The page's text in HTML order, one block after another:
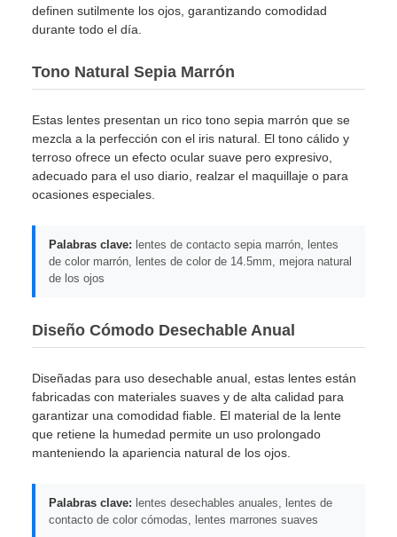
definen sutilmente los ojos, garantizando comodidad
durante todo el día.
Tono Natural Sepia Marrón
Estas lentes presentan un rico tono sepia marrón que se
mezcla a la perfección con el iris natural. El tono cálido y
terroso ofrece un efecto ocular suave pero expresivo,
adecuado para el uso diario, realzar el maquillaje o para
ocasiones especiales.
Palabras clave: lentes de contacto sepia marrón, lentes
de color marrón, lentes de color de 14.5mm, mejora natural
de los ojos
Diseño Cómodo Desechable Anual
Diseñadas para uso desechable anual, estas lentes están
fabricadas con materiales suaves y de alta calidad para
garantizar una comodidad fiable. El material de la lente
que retiene la humedad permite un uso prolongado
manteniendo la apariencia natural de los ojos.
Palabras clave: lentes desechables anuales, lentes de
contacto de color cómodas, lentes marrones suaves